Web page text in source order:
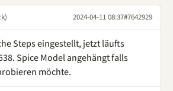
2024-04-11 08:37#7642929
Steps eingestellt, jetzt läufts
Spice Model angehängt falls
möchte.